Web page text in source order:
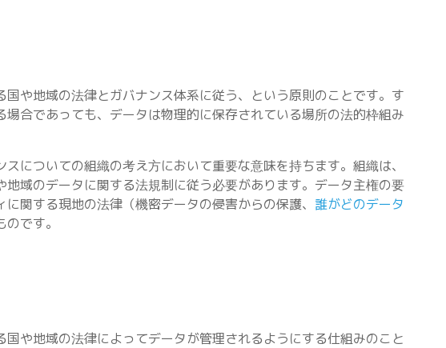
や地域の法律とガバナンス体系に従う、という原則のことです。す
合であっても、データは物理的に保存されている場所の法的枠組み
についての組織の考え方において重要な意味を持ちます。組織は、
域のデータに関する法規制に従う必要があります。データ主権の要
関する現地の法律（機密データの侵害からの保護、 誰がどのデータ
です。
や地域の法律によってデータが管理されるようにする仕組みのこと